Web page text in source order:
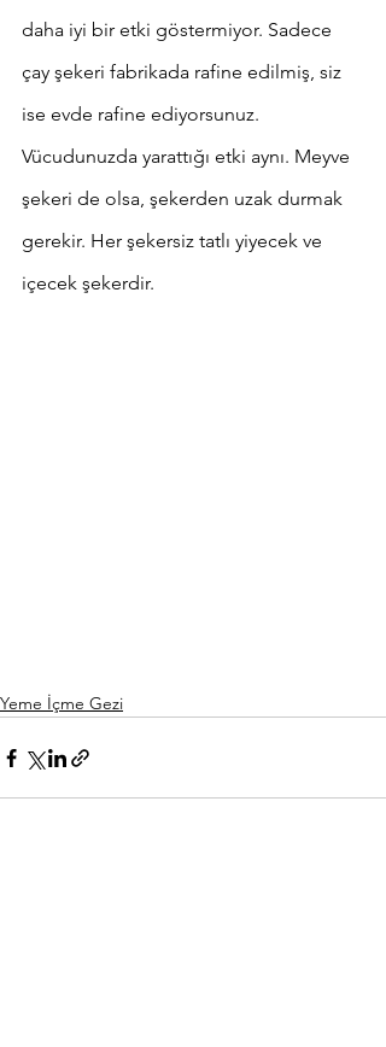
daha iyi bir etki göstermiyor. Sadece
çay şekeri fabrikada rafine edilmiş, siz
ise evde rafine ediyorsunuz.
Vücudunuzda yarattığı etki aynı. Meyve
şekeri de olsa, şekerden uzak durmak
gerekir. Her şekersiz tatlı yiyecek ve
içecek şekerdir.
Yeme İçme Gezi